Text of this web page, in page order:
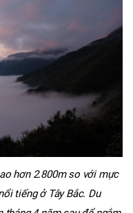
hơn 2.800m so với mực
tiếng ở Tây Bắc. Du